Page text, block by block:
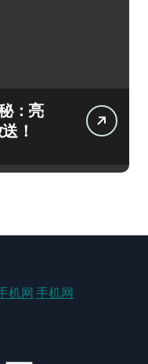
：亮
！
机网手机网